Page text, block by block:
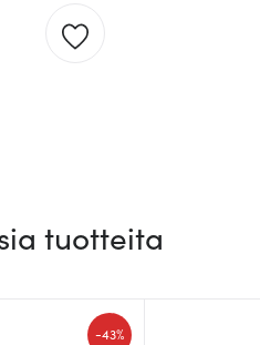
tuotteita
-43%